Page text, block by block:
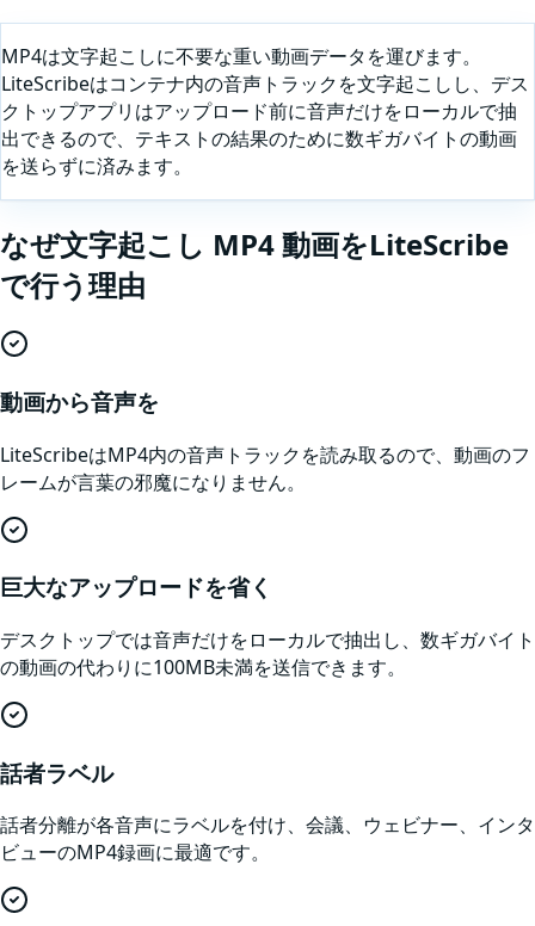
MP4は文字起こしに不要な重い動画データを運びます。
LiteScribeはコンテナ内の音声トラックを文字起こしし、デス
クトップアプリはアップロード前に音声だけをローカルで抽
出できるので、テキストの結果のために数ギガバイトの動画
を送らずに済みます。
なぜ文字起こし MP4動画をLiteScribe
で行う理由
動画から音声を
LiteScribeはMP4内の音声トラックを読み取るので、動画のフ
レームが言葉の邪魔になりません。
巨大なアップロードを省く
デスクトップでは音声だけをローカルで抽出し、数ギガバイト
の動画の代わりに100MB未満を送信できます。
話者ラベル
話者分離が各音声にラベルを付け、会議、ウェビナー、インタ
ビューのMP4録画に最適です。